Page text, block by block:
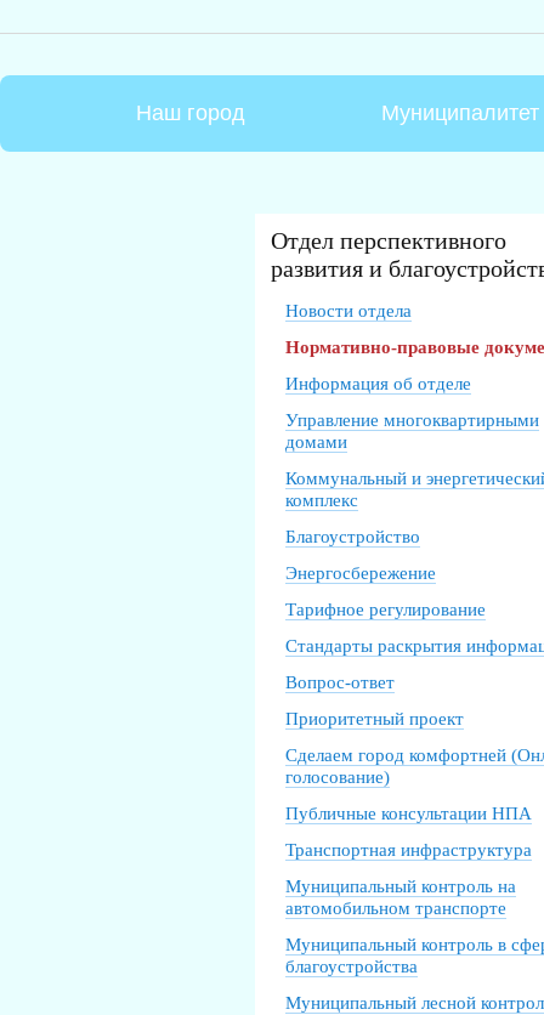
Наш город Муниципалитет
Отдел перспективного
развития и
Новости отдела
Нормативно-правовые
Информация об отделе
Управление многоквартирными
домами
Коммунальный и
комплекс
Благоустройство
Энергосбережение
Тарифное регулирование
Стандарты раскрытия
Вопрос-ответ
Приоритетный проект
Сделаем город комфортней
голосование)
Публичные консультации НПА
Транспортная инфраструктура
Муниципальный контроль на
автомобильном транспорте
Муниципальный контроль в
благоустройства
Муниципальный лесной